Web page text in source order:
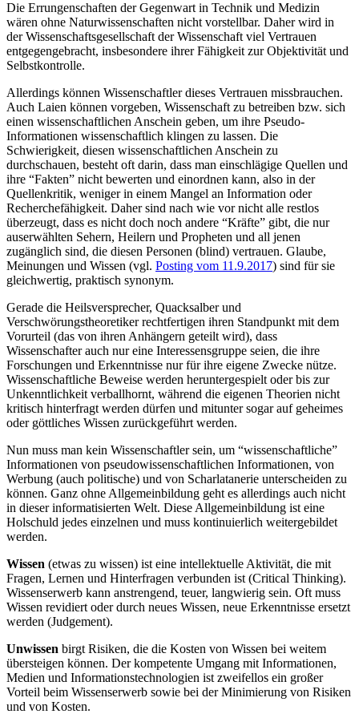
Die Errungenschaften der Gegenwart in Technik und Medizin
wären ohne Naturwissenschaften nicht vorstellbar. Daher wird in
der Wissenschaftsgesellschaft der Wissenschaft viel Vertrauen
entgegengebracht, insbesondere ihrer Fähigkeit zur Objektivität und
Selbstkontrolle.
Allerdings können Wissenschaftler dieses Vertrauen missbrauchen.
Auch Laien können vorgeben, Wissenschaft zu betreiben bzw. sich
einen wissenschaftlichen Anschein geben, um ihre Pseudo-
Informationen wissenschaftlich klingen zu lassen. Die
Schwierigkeit, diesen wissenschaftlichen Anschein zu
durchschauen, besteht oft darin, dass man einschlägige Quellen und
ihre “Fakten” nicht bewerten und einordnen kann, also in der
Quellenkritik, weniger in einem Mangel an Information oder
Recherchefähigkeit. Daher sind nach wie vor nicht alle restlos
überzeugt, dass es nicht doch noch andere “Kräfte” gibt, die nur
auserwählten Sehern, Heilern und Propheten und all jenen
zugänglich sind, die diesen Personen (blind) vertrauen. Glaube,
Meinungen und Wissen (vgl. Posting vom 11.9.2017) sind für sie
gleichwertig, praktisch synonym.
Gerade die Heilsversprecher, Quacksalber und
Verschwörungstheoretiker rechtfertigen ihren Standpunkt mit dem
Vorurteil (das von ihren Anhängern geteilt wird), dass
Wissenschafter auch nur eine Interessensgruppe seien, die ihre
Forschungen und Erkenntnisse nur für ihre eigene Zwecke nütze.
Wissenschaftliche Beweise werden heruntergespielt oder bis zur
Unkenntlichkeit verballhornt, während die eigenen Theorien nicht
kritisch hinterfragt werden dürfen und mitunter sogar auf geheimes
oder göttliches Wissen zurückgeführt werden.
Nun muss man kein Wissenschaftler sein, um “wissenschaftliche”
Informationen von pseudowissenschaftlichen Informationen, von
Werbung (auch politische) und von Scharlatanerie unterscheiden zu
können. Ganz ohne Allgemeinbildung geht es allerdings auch nicht
in dieser informatisierten Welt. Diese Allgemeinbildung ist eine
Holschuld jedes einzelnen und muss kontinuierlich weitergebildet
werden.
Wissen (etwas zu wissen) ist eine intellektuelle Aktivität, die mit
Fragen, Lernen und Hinterfragen verbunden ist (Critical Thinking).
Wissenserwerb kann anstrengend, teuer, langwierig sein. Oft muss
Wissen revidiert oder durch neues Wissen, neue Erkenntnisse ersetzt
werden (Judgement).
Unwissen birgt Risiken, die die Kosten von Wissen bei weitem
übersteigen können. Der kompetente Umgang mit Informationen,
Medien und Informationstechnologien ist zweifellos ein großer
Vorteil beim Wissenserwerb sowie bei der Minimierung von Risiken
und von Kosten.